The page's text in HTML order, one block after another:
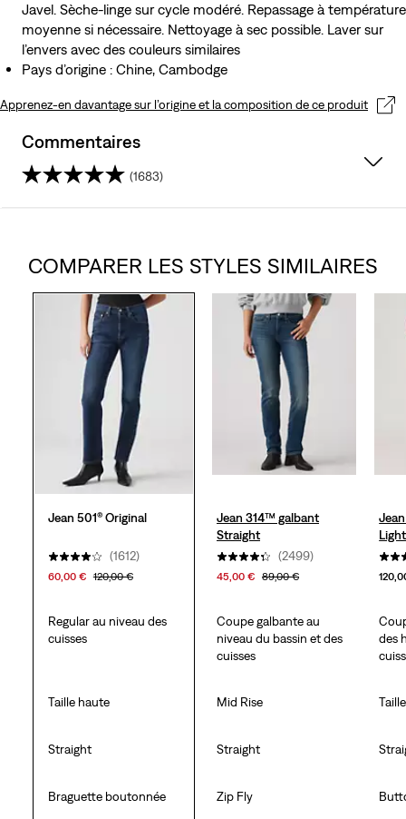
Javel. Sèche-linge sur cycle modéré. Repassage à température
moyenne si nécessaire. Nettoyage à sec possible. Laver sur
l’envers avec des couleurs similaires
Pays d’origine : Chine, Cambodge
Apprenez-en davantage sur l’origine et la composition de ce produit
Commentaires
(1683)
5
étoiles.
COMPARER LES STYLES SIMILAIRES
Jean 501® Original
(1612)
60,00 € 120,00 €
Jean 314™ galbant
Straight
(2499)
45,00 € 89,00 €
Regular au niveau des
cuisses
Coupe galbante au
niveau du bassin et des
cuisses
des
Taille haute Mid Rise
Straight Straight
Braguette boutonnée Zip Fly